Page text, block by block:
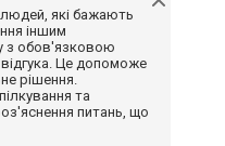
людей, які бажають
іншим
з обов'язковою
Це допоможе
рішення.
та
питань, що